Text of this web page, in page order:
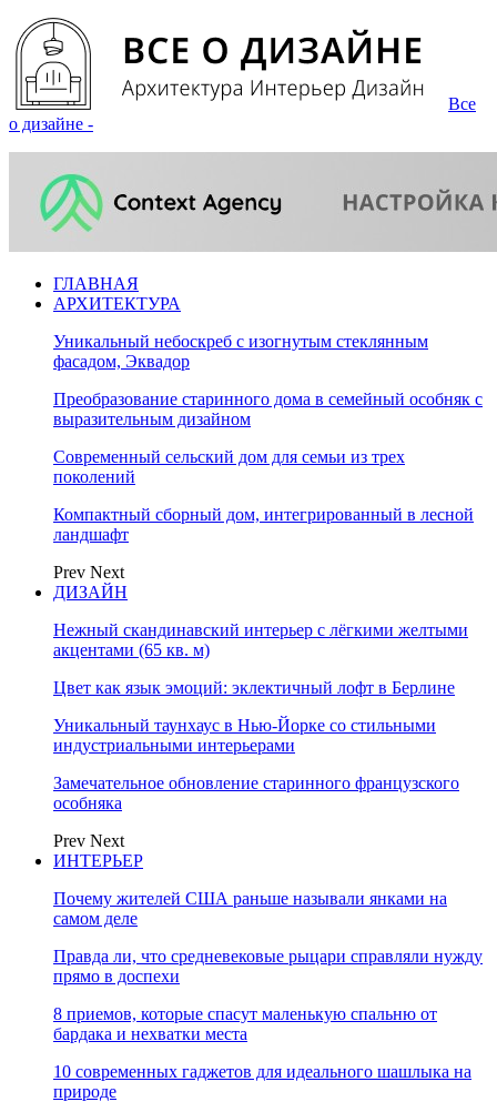
Все
о дизайне -
ГЛАВНАЯ
АРХИТЕКТУРА
Уникальный небоскреб с изогнутым стеклянным
фасадом, Эквадор
Преобразование старинного дома в семейный особняк с
выразительным дизайном
Современный сельский дом для семьи из трех
поколений
Компактный сборный дом, интегрированный в лесной
ландшафт
Prev Next
ДИЗАЙН
Нежный скандинавский интерьер с лёгкими желтыми
акцентами (65 кв. м)
Цвет как язык эмоций: эклектичный лофт в Берлине
Уникальный таунхаус в Нью-Йорке со стильными
индустриальными интерьерами
Замечательное обновление старинного французского
особняка
Prev Next
ИНТЕРЬЕР
Почему жителей США раньше называли янками на
самом деле
Правда ли, что средневековые рыцари справляли нужду
прямо в доспехи
8 приемов, которые спасут маленькую спальню от
бардака и нехватки места
10 современных гаджетов для идеального шашлыка на
природе